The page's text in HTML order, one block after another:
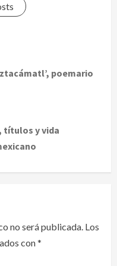
poemario
títulos y vida
no será publicada. Los
con*